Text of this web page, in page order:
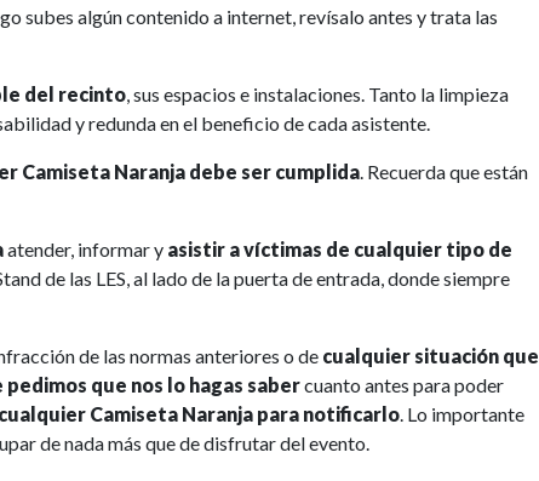
subes algún contenido a internet, revísalo antes y trata las
del recinto, sus espacios e instalaciones. Tanto la limpieza
y redunda en el beneficio de cada asistente.
Camiseta Naranja debe ser cumplida. Recuerda que están
atender, informar y asistir a víctimas de cualquier tipo de
de las LES, al lado de la puerta de entrada, donde siempre
de las normas anteriores o de cualquier situación que
pedimos que nos lo hagas sabercuanto antes para poder
Camiseta Naranja para notificarlo. Lo importante
de nada más que de disfrutar del evento.